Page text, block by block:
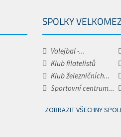
SPOLKY
Volejbal -...
Klub filatelistů
Klub železničních...
Sportovní centrum...
ZOBRAZIT VŠECHNY